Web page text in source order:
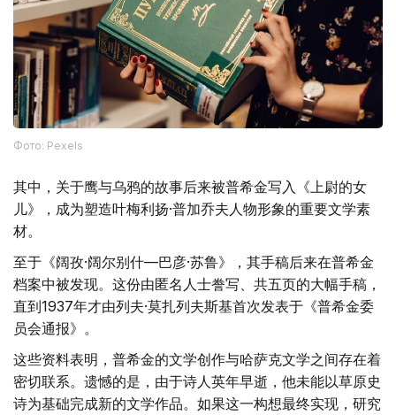
Фото: Pexels
其中，关于鹰与乌鸦的故事后来被普希金写入《上尉的女
儿》，成为塑造叶梅利扬·普加乔夫人物形象的重要文学素
材。
至于《阔孜·阔尔别什—巴彦·苏鲁》，其手稿后来在普希金
档案中被发现。这份由匿名人士誊写、共五页的大幅手稿，
直到1937年才由列夫·莫扎列夫斯基首次发表于《普希金委
员会通报》。
这些资料表明，普希金的文学创作与哈萨克文学之间存在着
密切联系。遗憾的是，由于诗人英年早逝，他未能以草原史
诗为基础完成新的文学作品。如果这一构想最终实现，研究